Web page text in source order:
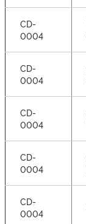
CD-
0004
CD-
0004
CD-
0004
CD-
0004
CD-
0004